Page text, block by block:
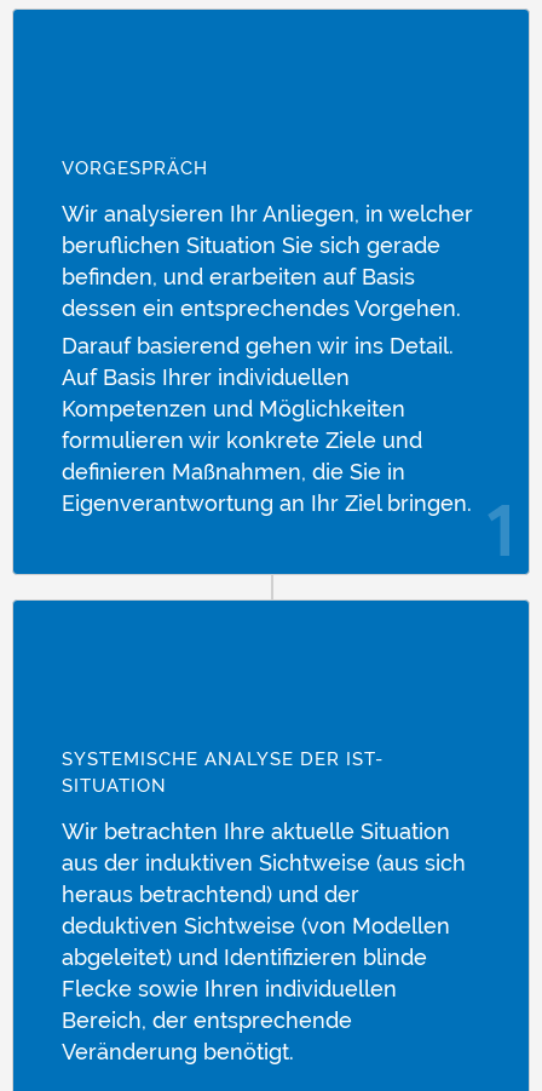
VORGESPRÄCH
Wir analysieren Ihr Anliegen, in welcher
beruflichen Situation Sie sich gerade
befinden, und erarbeiten auf Basis
dessen ein entsprechendes Vorgehen.
Darauf basierend gehen wir ins Detail.
Auf Basis Ihrer individuellen
Kompetenzen und Möglichkeiten
formulieren wir konkrete Ziele und
definieren Maßnahmen, die Sie in
Eigenverantwortung an Ihr Ziel bringen.
SYSTEMISCHE ANALYSE DER IST-
SITUATION
Wir betrachten Ihre aktuelle Situation
aus der induktiven Sichtweise (aus sich
heraus betrachtend) und der
deduktiven Sichtweise (von Modellen
abgeleitet) und Identifizieren blinde
Flecke sowie Ihren individuellen
Bereich, der entsprechende
Veränderung benötigt.